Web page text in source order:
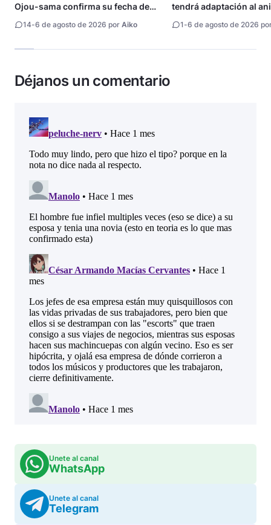
Ojou-sama confirma su fecha de
14-6 de agosto de 2026 por Aiko
tendrá adaptación al
1-6 de agosto de 2026
Déjanos un comentario
Unete al canal
WhatsApp
Unete al canal
Telegram